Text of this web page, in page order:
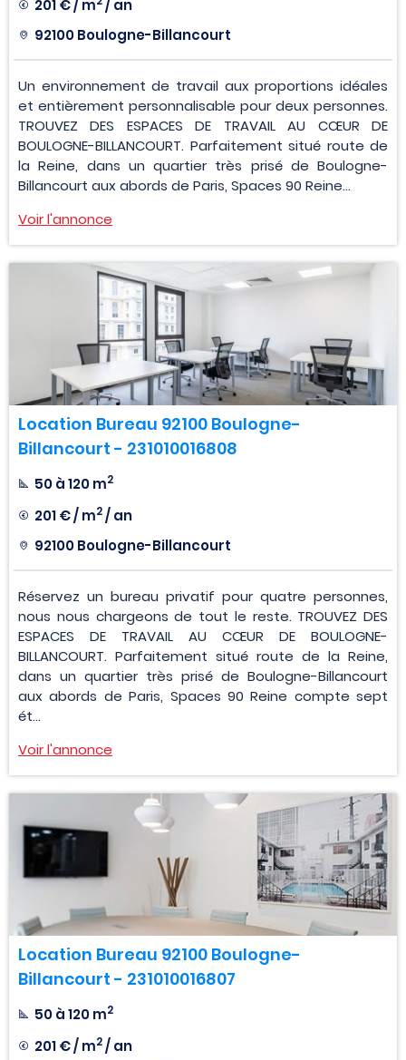
201 € / m / an
92100 Boulogne-Billancourt
Un environnement de travail aux proportions idéales
et entièrement personnalisable pour deux personnes.
TROUVEZ DES ESPACES DE TRAVAIL AU CŒUR DE
BOULOGNE-BILLANCOURT. Parfaitement situé route de
la Reine, dans un quartier très prisé de Boulogne-
Billancourt aux abords de Paris, Spaces 90 Reine...
Voir l'annonce
Location Bureau 92100 Boulogne-
Billancourt - 231010016808
50 à 120 m2
201 € / m2/ an
92100 Boulogne-Billancourt
Réservez un bureau privatif pour quatre personnes,
nous nous chargeons de tout le reste. TROUVEZ DES
ESPACES DE TRAVAIL AU CŒUR DE BOULOGNE-
BILLANCOURT. Parfaitement situé route de la Reine,
dans un quartier très prisé de Boulogne-Billancourt
aux abords de Paris, Spaces 90 Reine compte sept
ét...
Voir l'annonce
Location Bureau 92100 Boulogne-
Billancourt - 231010016807
50 à 120 m2
201 € / m2/ an